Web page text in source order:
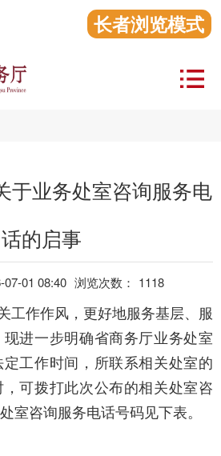
长者浏览模式
于业务处室咨询服务电
话的启事
01 08:40 浏览次数： 1118
工作作风，更好地服务基层、服
进一步明确省商务厅业务处室
工作时间，所联系相关处室的
可拨打此次公布的相关处室咨
室咨询服务电话号码见下表。